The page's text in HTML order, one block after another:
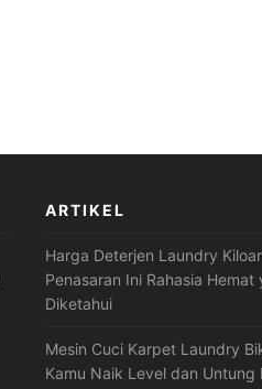
ARTIKEL
Harga Deterjen Laundry
Penasaran Ini Rahasia
Diketahui
Mesin Cuci Karpet Laundry
Kamu Naik Level dan Untung